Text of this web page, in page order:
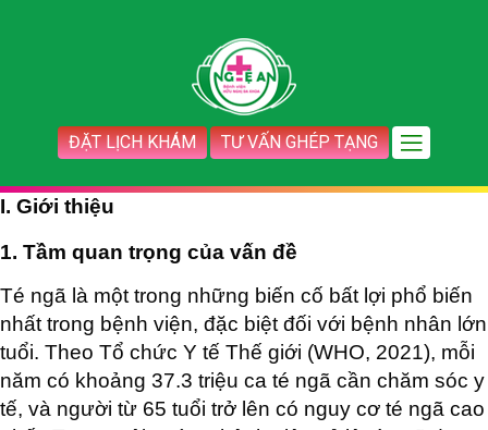
ĐẶT LỊCH KHÁM TƯ VẤN GHÉP TẠNG
I. Giới thiệu
1. Tầm quan trọng của vấn đề
Té ngã là một trong những biến cố bất lợi phổ biến
nhất trong bệnh viện, đặc biệt đối với bệnh nhân lớn
tuổi. Theo Tổ chức Y tế Thế giới (WHO, 2021), mỗi
năm có khoảng 37.3 triệu ca té ngã cần chăm sóc y
tế, và người từ 65 tuổi trở lên có nguy cơ té ngã cao